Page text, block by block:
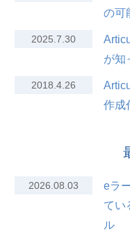
の可
2025.7.30
が知
2018.4.26
作成
2026.08.03
eラ
てい
ル